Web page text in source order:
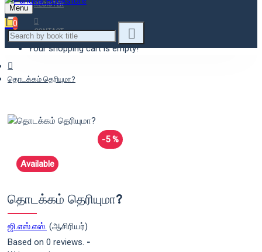
REGISTER
CONTACT
Menu
0
Your shopping cart is empty!
தொடக்கம் தெரியுமா?
-5 %
Available
தொடக்கம் தெரியுமா?
ஜி.எஸ்.எஸ். (ஆசிரியர்)
Based on 0 reviews. -